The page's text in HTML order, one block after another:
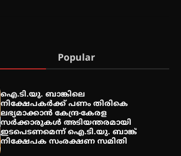
എ.കെ.സി.സി.യുടെ സൗജന്യ
ആയുർവേദ മെഡിക്കൽ ക്യാമ്പ്
Popular
ഐ.ടി.യു. ബാങ്കിലെ
നിക്ഷേപകർക്ക് പണം തിരികെ
ലഭ്യമാക്കാൻ കേന്ദ്ര-കേരള
സർക്കാരുകൾ അടിയന്തരമായി
ഇടപെടണമെന്ന് ഐ.ടി.യു. ബാങ്ക്
നിക്ഷേപക സംരക്ഷണ സമിതി